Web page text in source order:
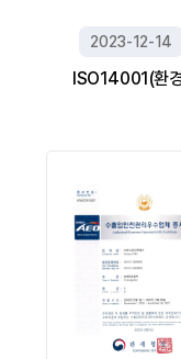
2023-12-14
ISO14001(환